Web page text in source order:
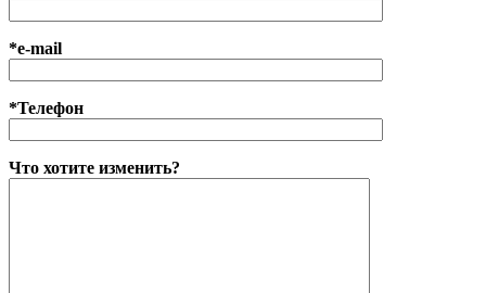
*e-mail
*Телефон
Что хотите изменить?